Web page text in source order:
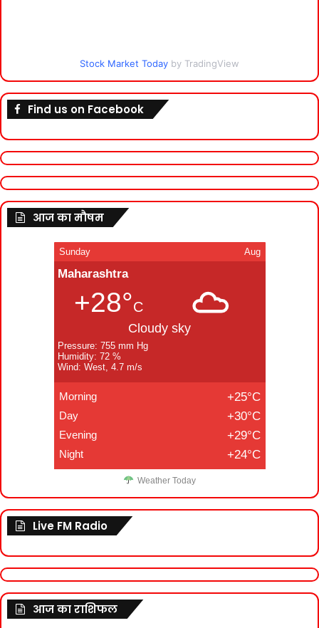
Stock Market Today by TradingView
Find us on Facebook
आज का मौषम
Sunday Aug
Maharashtra
+28°C
Cloudy sky
Pressure: 755 mm Hg
Humidity: 72 %
Wind: West, 4.7 m/s
Morning +25°C
Day +30°C
Evening +29°C
Night +24°C
Weather Today
Live FM Radio
आज का राशिफल